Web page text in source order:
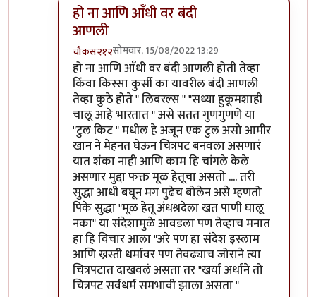
हो ना आणि आँधी वर बंदी
आणली
चौकस२१२सोमवार, 15/08/2022 13:29
In reply toसहमतbyजेम्स वांड
हो ना आणि आँधी वर बंदी आणली होती तेव्हा
किंवा किस्सा कुर्सी का यावरील बंदी आणली
तेव्हा कुठे होते " लिबरल्स " "सध्या हुकूमशाही
चालू आहे भारतात " असे सतत गुणगुणणे या
"टुल किट " मधील हे अजून एक टुल असो आमीर
खान ने मेहनत घेऊन चित्रपट बनवला असणारं
यात शंका नाही आणि काम हि चांगले केले
असणार मुद्दा फक्त मूळ हेतूचा असतो .... तरी
सुद्धा आधी बघून मग पुढेच बोलेन असे म्हणतो
पिके सुद्धा "मूळ हेतू अंधश्रदेला खत पाणी घालू
नका" या संदेशामुळे आवडला पण तेव्हाच मनात
हा हि विचार आला "अरे पण हा संदेश इस्लाम
आणि ख्रस्ती धर्मावर पण तेवढ्याच जोराने त्या
चित्रपटात दाखवलं असता तर "खर्या अर्थाने तो
चित्रपट सर्वधर्म समभावी झाला असता "